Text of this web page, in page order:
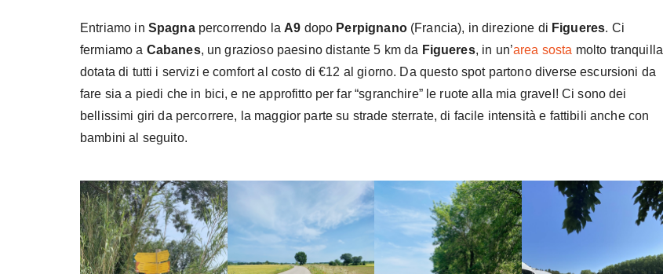
Entriamo in Spagnapercorrendo la A9 dopo Perpignano(Francia), in direzione di Figueres. Ci
fermiamo a Cabanes, un grazioso paesino distante 5 km da Figueres, in un’area sosta molto tranquilla
dotata di tutti i servizi e comfort al costo di €12 al giorno. Da questo spot partono diverse escursioni da
fare sia a piedi che in bici, e ne approfitto per far “sgranchire” le ruote alla mia gravel! Ci sono dei
bellissimi giri da percorrere, la maggior parte su strade sterrate, di facile intensità e fattibili anche con
bambini al seguito.